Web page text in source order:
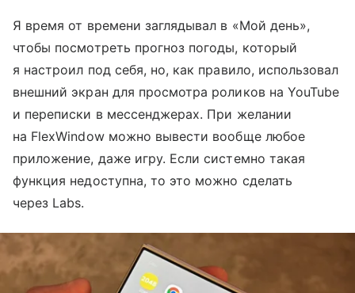
Я время от времени заглядывал в «Мой день»,
чтобы посмотреть прогноз погоды, который
я настроил под себя, но, как правило, использовал
внешний экран для просмотра роликов на YouTube
и переписки в мессенджерах. При желании
на FlexWindow можно вывести вообще любое
приложение, даже игру. Если системно такая
функция недоступна, то это можно сделать
через Labs.